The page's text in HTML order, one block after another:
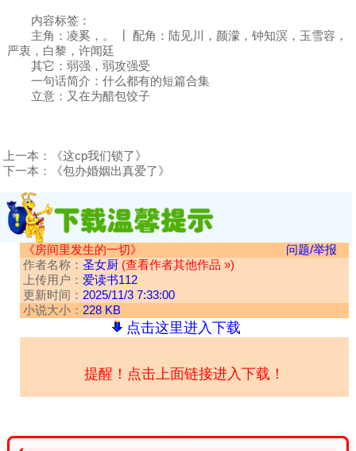
内容标签：
主角：凌奚，。 ┃ 配角：陆见川，颜濛，钟知溟，玉雪容，
严衷，白黎，许闻廷
其它：弱强，弱攻强受
一句话简介：什么都有的短篇合集
立意：又在为醋包饺子
上一本：
《这cp我们锁了》
下一本：
《包办婚姻出真爱了》
《房间里发生的一切》
问题/举报
作者名称： 圣女厨 (查看作者其他作品 »)
上传用户： 爱读书112
更新时间： 2025/11/3 7:33:00
小说大小： 228 KB
点击这里进入下载
提醒！点击上面链接进入下载！